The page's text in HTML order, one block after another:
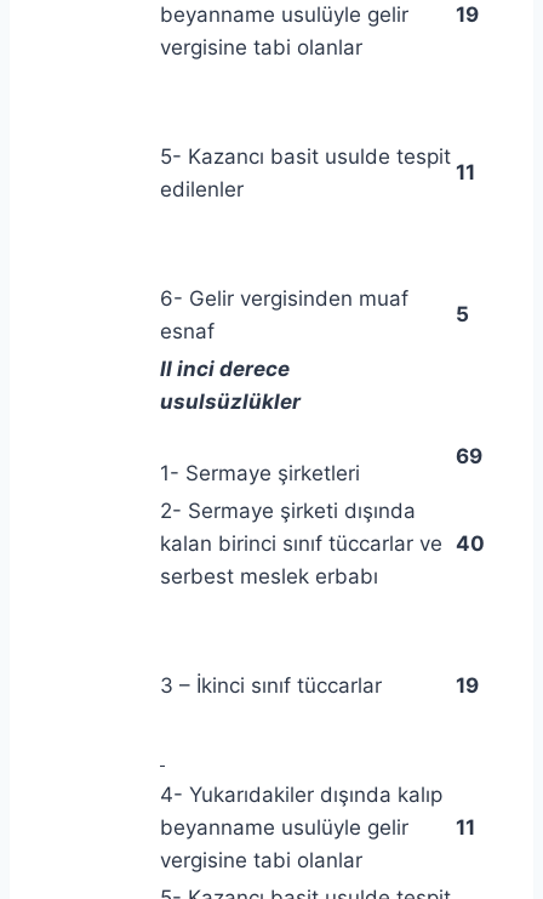
beyanname usulüyle gelir
vergisine tabi olanlar
19
5- Kazancı basit usulde tespit
edilenler
11
6- Gelir vergisinden muaf
esnaf
5
II inci derece
usulsüzlükler
1- Sermaye şirketleri
69
2- Sermaye şirketi dışında
kalan birinci sınıf tüccarlar ve
serbest meslek erbabı
40
3 – İkinci sınıf tüccarlar 19
4- Yukarıdakiler dışında kalıp
beyanname usulüyle gelir
vergisine tabi olanlar
11